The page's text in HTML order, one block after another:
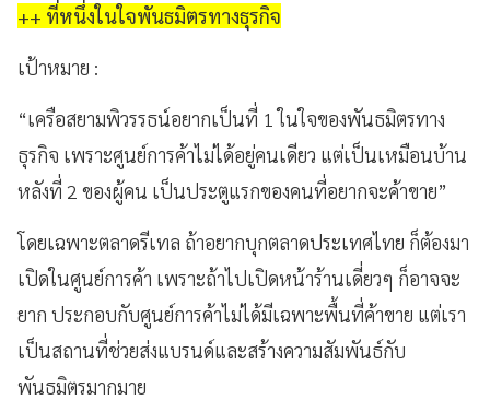
++ ที่หนึ่งในใจพันธมิตรทางธุรกิจ
เป้าหมาย :
“เครือสยามพิวรรธน์อยากเป็นที่ 1 ในใจของพันธมิตรทาง
ธุรกิจ เพราะศูนย์การค้าไม่ได้อยู่คนเดียว แต่เป็นเหมือนบ้าน
หลังที่ 2 ของผู้คน เป็นประตูแรกของคนที่อยากจะค้าขาย”
โดยเฉพาะตลาดรีเทล ถ้าอยากบุกตลาดประเทศไทย ก็ต้องมา
เปิดในศูนย์การค้า เพราะถ้าไปเปิดหน้าร้านเดี่ยวๆ ก็อาจจะ
ยาก ประกอบกับศูนย์การค้าไม่ได้มีเฉพาะพื้นที่ค้าขาย แต่เรา
เป็นสถานที่ช่วยส่งแบรนด์และสร้างความสัมพันธ์กับ
พันธมิตรมากมาย